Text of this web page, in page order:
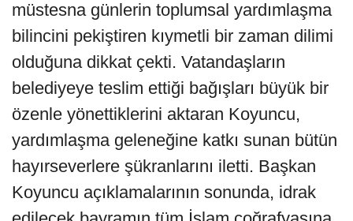
müstesna günlerin toplumsal yardımlaşma
bilincini pekiştiren kıymetli bir zaman dilimi
olduğuna dikkat çekti. Vatandaşların
belediyeye teslim ettiği bağışları büyük bir
özenle yönettiklerini aktaran Koyuncu,
yardımlaşma geleneğine katkı sunan bütün
hayırseverlere şükranlarını iletti. Başkan
Koyuncu açıklamalarının sonunda, idrak